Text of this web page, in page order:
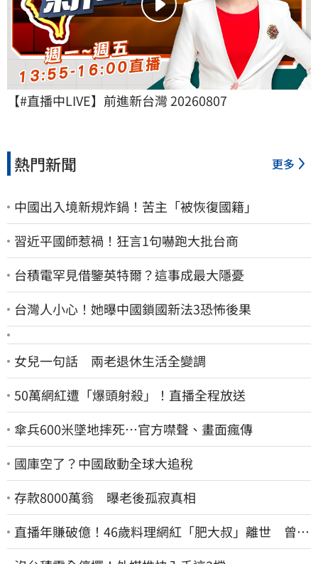
【#直播中LIVE】前進新台灣 20260807
熱門新聞 更多
中國出入境新規炸鍋！苦主「被恢復國籍」
習近平國師惹禍！狂言1句嚇跑大批台商
台積電罕見借鑒英特爾？這事成最大隱憂
台灣人小心！她曝中國鎖國新法3恐怖後果
女兒一句話 兩老退休生活全變調
50萬網紅遭「爆頭射殺」！直播全程放送
傘兵600米墜地摔死…官方噤聲、畫面瘋傳
國庫空了？中國啟動全球大追稅
存款8000萬翁 曝老後孤寂真相
直播年賺破億！46歲料理網紅「肥大叔」離世 曾連
播17小時辛酸面曝